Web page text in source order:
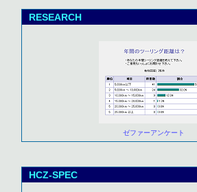
RESEARCH
ゼファーアンケート
HCZ-SPEC